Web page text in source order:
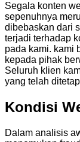
Segala konten
sepenuhnya
dibebaskan dari
terjadi terhadap
pada kami. kami
kepada pihak
Seluruh klien
yang telah
Kondisi
Dalam analisis